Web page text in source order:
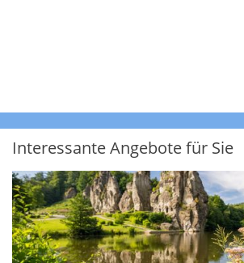
Interessante Angebote für Sie